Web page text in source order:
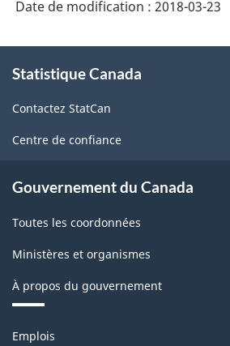
Nord
Canada
version
1.0
Structure
de
la
classification
Date de modification : 2018-03-23
propos
ce
site
Statistique Canada
Contactez StatCan
Centre de confiance
Gouvernement du Canada
Toutes les coordonnées
Ministères et organismes
À propos du gouvernement
Thèmes
Emplois